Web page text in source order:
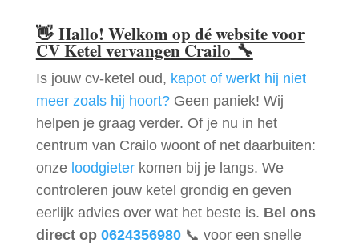
👋 Hallo! Welkom op dé website voor
CV Ketel vervangen Crailo🔧
Is jouw cv-ketel oud, kapot of werkt hij niet
meer zoals hij hoort?Geen paniek! Wij
helpen je graag verder. Of je nu in het
centrum van Crailo woont of net daarbuiten:
onze loodgieterkomen bij je langs. We
controleren jouw ketel grondig en geven
eerlijk advies over wat het beste is. Bel ons
direct op 0624356980📞 voor een snelle